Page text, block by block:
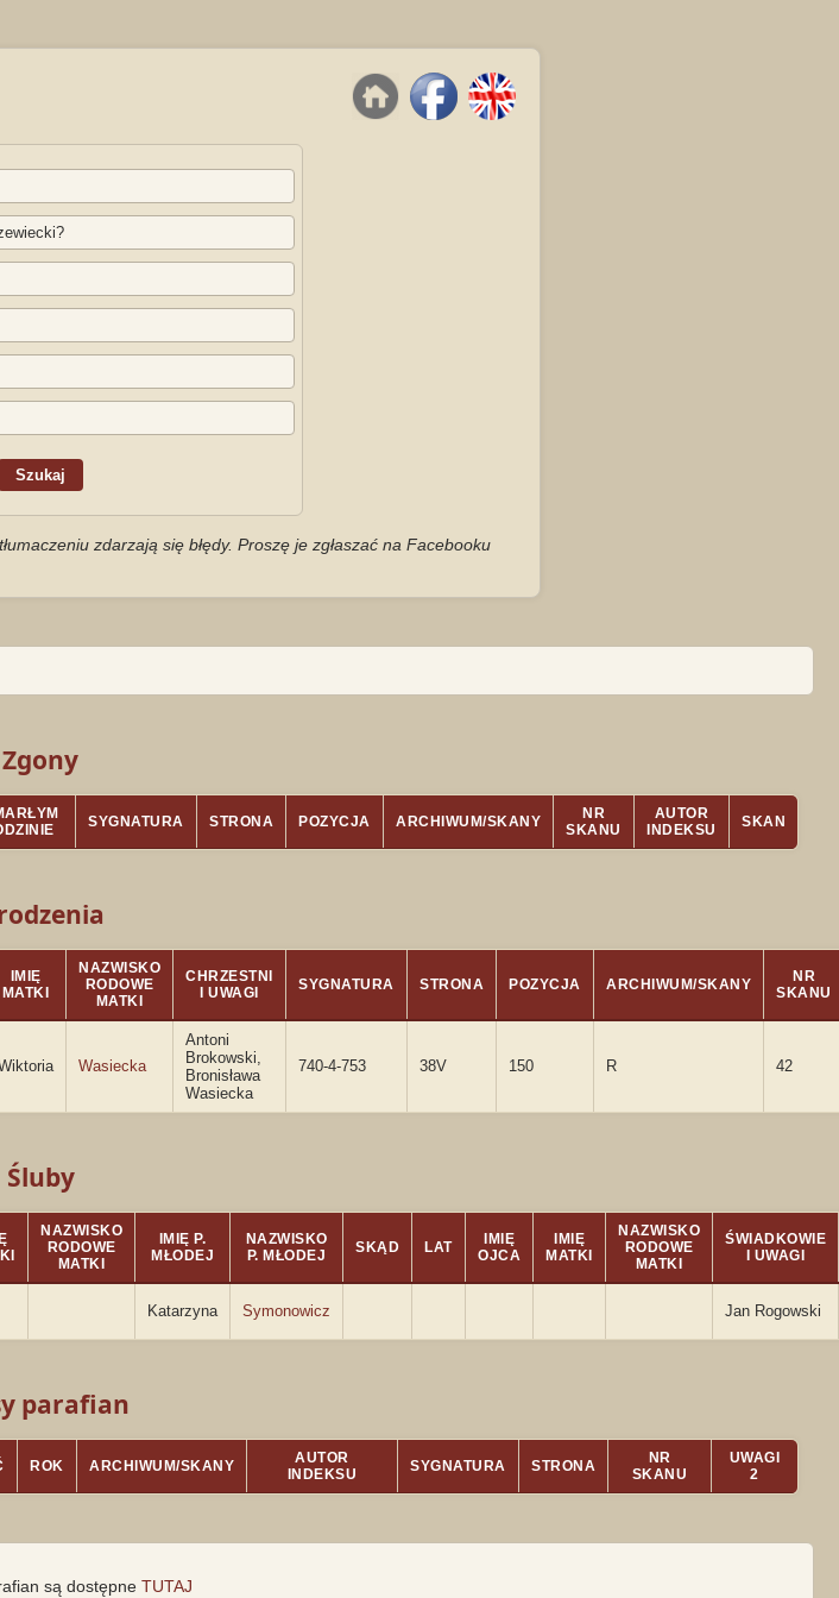
zdarzają się błędy. Proszę je zgłaszać na Facebooku
Zgony
SYGNATURA STRONA POZYCJA ARCHIWUM/SKANY
NR
SKANU
AUTOR
INDEKSU
SKAN
IMIĘ
MATKI
NAZWISKO
RODOWE
MATKI
CHRZESTNI
I UWAGI
SYGNATURA STRONA POZYCJA ARCHIWUM/SKANY
NR
SKANU
Wasiecka
Antoni
Brokowski,
Bronisława
Wasiecka
740-4-753 38V 150 R 42
Śluby
NAZWISKO
RODOWE
MATKI
IMIĘ P.
MŁODEJ
NAZWISKO
P. MŁODEJ
SKĄD LAT
IMIĘ
OJCA
IMIĘ
MATKI
NAZWISKO
RODOWE
MATKI
ŚWIADKOWIE
I UWAGI
Katarzyna Symonowicz Jan Rogowski
parafian
ROK ARCHIWUM/SKANY
AUTOR
INDEKSU
SYGNATURA STRONA
NR
SKANU
UWAGI
2
są dostępneTUTAJ